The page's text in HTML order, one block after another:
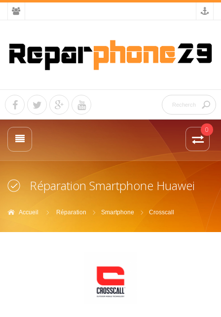
0
Réparation Smartphone Huawei
Accueil Réparation Smartphone Crosscall